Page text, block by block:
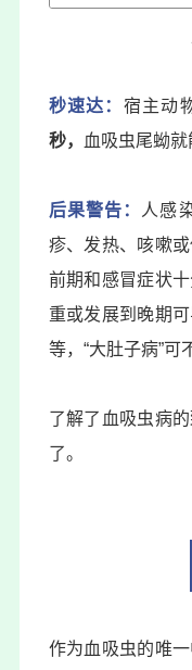
秒速达： 宿主动
秒，
血吸虫尾蚴就
后果警告：
人感
疹、发热、咳嗽
前期和感冒症状
重或发展到晚期
等，“大肚子病”可
了解了血吸虫病
了。
作为血吸虫的唯